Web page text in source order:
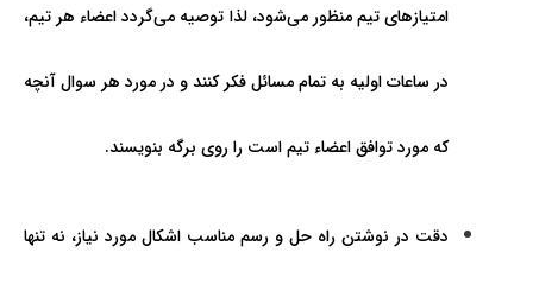
امتيازهای تيم منظور می­‌شود، لذا توصيه می‌­گردد اعضاء هر تيم،
در ساعات اوليه به تمام مسائل فکر کنند و در مورد هر سوال آن­چه
که مورد توافق اعضاء تيم است را روی برگه بنويسند.
دقت در نوشتن راه حل و رسم مناسب اشکال مورد نياز، نه تنها